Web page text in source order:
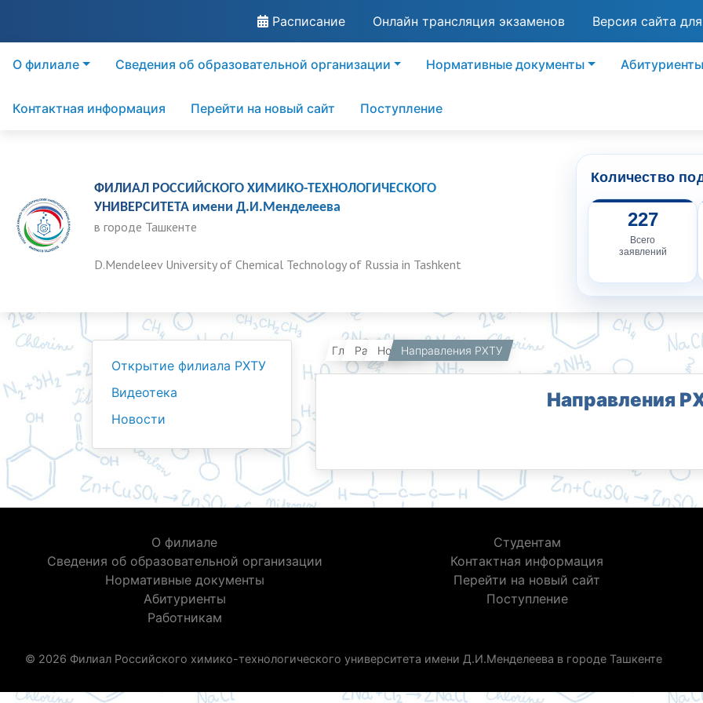
Расписание Онлайн трансляция экзаменов Версия сайта
О филиале Сведения об образовательной организации Нормативные документы
Контактная информация Перейти на новый сайт Поступление
ФИЛИАЛ РОССИЙСКОГО ХИМИКО-ТЕХНОЛОГИЧЕСКОГО
УНИВЕРСИТЕТА имени Д.И.Менделеева
в городе Ташкенте
D.Mendeleev University of Chemical Technology of Russia in Tashkent
Количество
227
Всего
заявлений
Открытие филиала РХТУ
Видеотека
Новости
Главная Работникам Новости
Направления РХТУ
Направления
О филиале
Сведения об образовательной организации
Нормативные документы
Абитуриенты
Работникам
Студентам
Контактная информация
Перейти на новый сайт
Поступление
© 2026 Филиал Российского химико-технологического университета имени Д.И.Менделеева в городе Ташкенте